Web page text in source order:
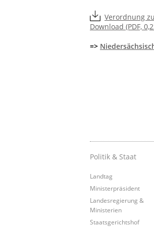
Verordnung
Download (PDF,
=>
Politik & Staat
Landtag
Ministerpräsident
Landesregierung &
Ministerien
Staatsgerichtshof